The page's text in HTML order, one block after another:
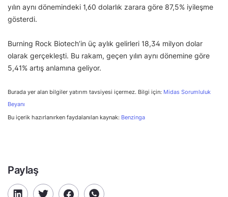
yılın aynı dönemindeki 1,60 dolarlık zarara göre 87,5% iyileşme
gösterdi.
Burning Rock Biotech’in üç aylık gelirleri 18,34 milyon dolar
olarak gerçekleşti. Bu rakam, geçen yılın aynı dönemine göre
5,41% artış anlamına geliyor.
Burada yer alan bilgiler yatırım tavsiyesi içermez. Bilgi için: Midas Sorumluluk
Beyanı
Bu içerik hazırlanırken faydalanılan kaynak: Benzinga
Paylaş